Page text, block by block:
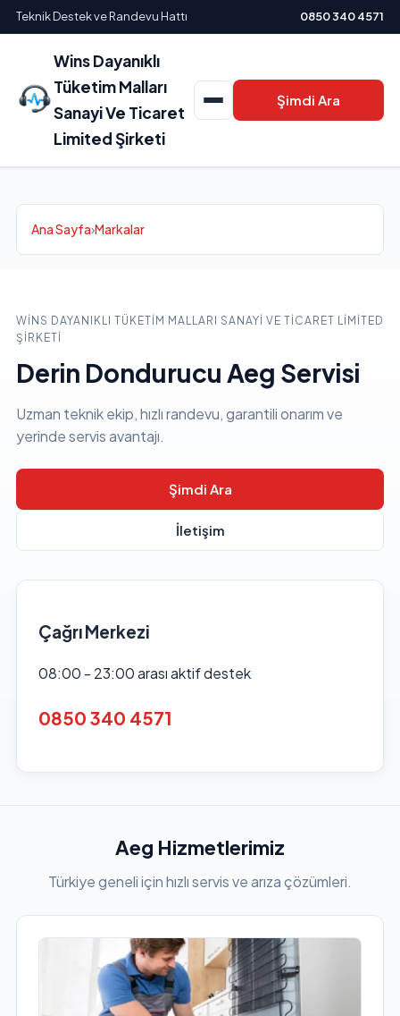
Teknik Destek ve Randevu Hattı 0850 340 4571
Wins Dayanıklı
Tüketim Malları
Sanayi Ve Ticaret
Limited Şirketi
Şimdi Ara
Ana Sayfa›Markalar
WINS DAYANIKLI TÜKETIM MALLARI SANAYI VE TICARET LIMITED
ŞIRKETI
Derin Dondurucu Aeg Servisi
Uzman teknik ekip, hızlı randevu, garantili onarım ve
yerinde servis avantajı.
Şimdi Ara
İletişim
Çağrı Merkezi
08:00 - 23:00 arası aktif destek
0850 340 4571
Aeg Hizmetlerimiz
Türkiye geneli için hızlı servis ve arıza çözümleri.